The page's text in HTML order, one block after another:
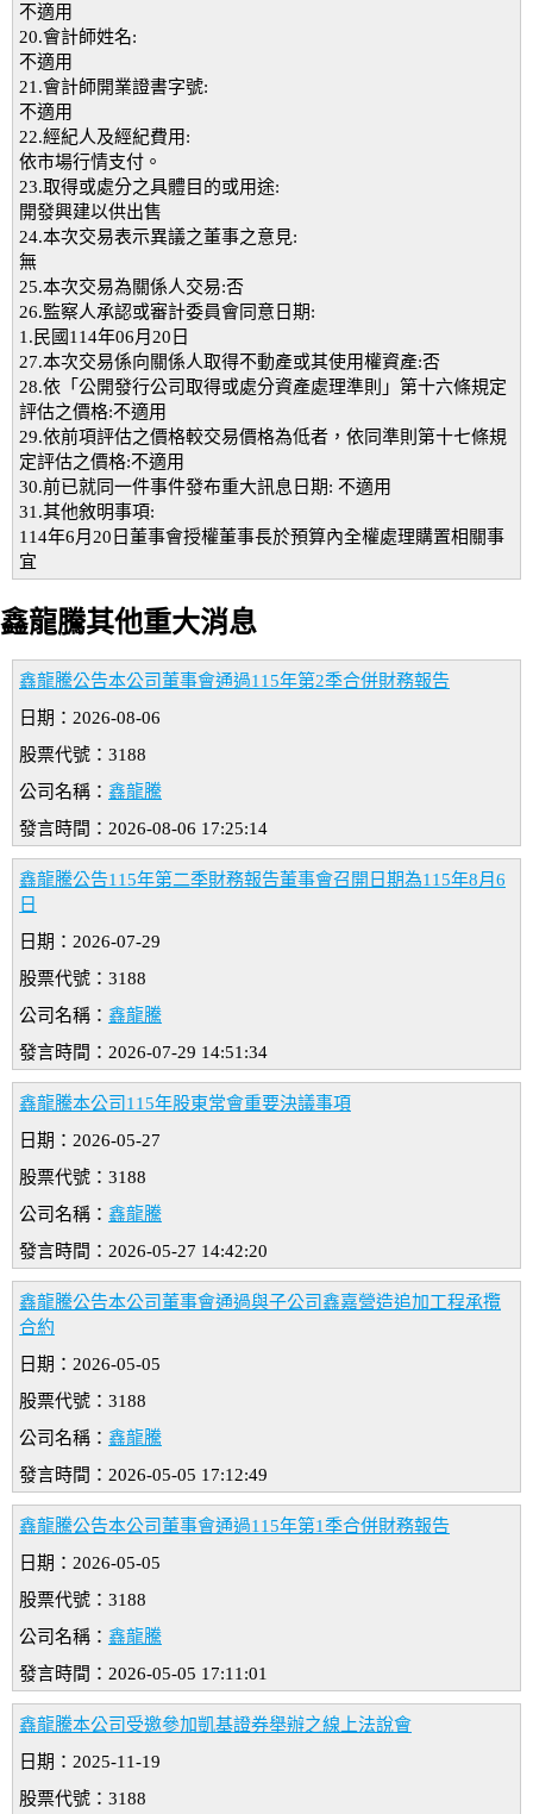
不適用
20.會計師姓名:
不適用
21.會計師開業證書字號:
不適用
22.經紀人及經紀費用:
依市場行情支付。
23.取得或處分之具體目的或用途:
開發興建以供出售
24.本次交易表示異議之董事之意見:
無
25.本次交易為關係人交易:否
26.監察人承認或審計委員會同意日期:
1.民國114年06月20日
27.本次交易係向關係人取得不動產或其使用權資產:否
28.依「公開發行公司取得或處分資產處理準則」第十六條規定
評估之價格:不適用
29.依前項評估之價格較交易價格為低者，依同準則第十七條規
定評估之價格:不適用
30.前已就同一件事件發布重大訊息日期: 不適用
31.其他敘明事項:
114年6月20日董事會授權董事長於預算內全權處理購置相關事
宜
鑫龍騰其他重大消息
鑫龍騰公告本公司董事會通過115年第2季合併財務報告
日期：2026-08-06
股票代號：3188
公司名稱： 鑫龍騰
發言時間：2026-08-06 17:25:14
鑫龍騰公告115年第二季財務報告董事會召開日期為115年8月6
日
日期：2026-07-29
股票代號：3188
公司名稱： 鑫龍騰
發言時間：2026-07-29 14:51:34
鑫龍騰本公司115年股東常會重要決議事項
日期：2026-05-27
股票代號：3188
公司名稱： 鑫龍騰
發言時間：2026-05-27 14:42:20
鑫龍騰公告本公司董事會通過與子公司鑫嘉營造追加工程承攬
合約
日期：2026-05-05
股票代號：3188
公司名稱： 鑫龍騰
發言時間：2026-05-05 17:12:49
鑫龍騰公告本公司董事會通過115年第1季合併財務報告
日期：2026-05-05
股票代號：3188
公司名稱： 鑫龍騰
發言時間：2026-05-05 17:11:01
鑫龍騰本公司受邀參加凱基證券舉辦之線上法說會
日期：2025-11-19
股票代號：3188